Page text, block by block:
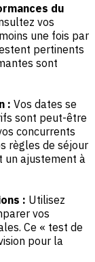
du
vos
une fois par
pertinents
sont
: Vos dates se
sont peut-être
concurrents
règles de séjour
un ajustement à
: Utilisez
vos
Ce « test de
pour la